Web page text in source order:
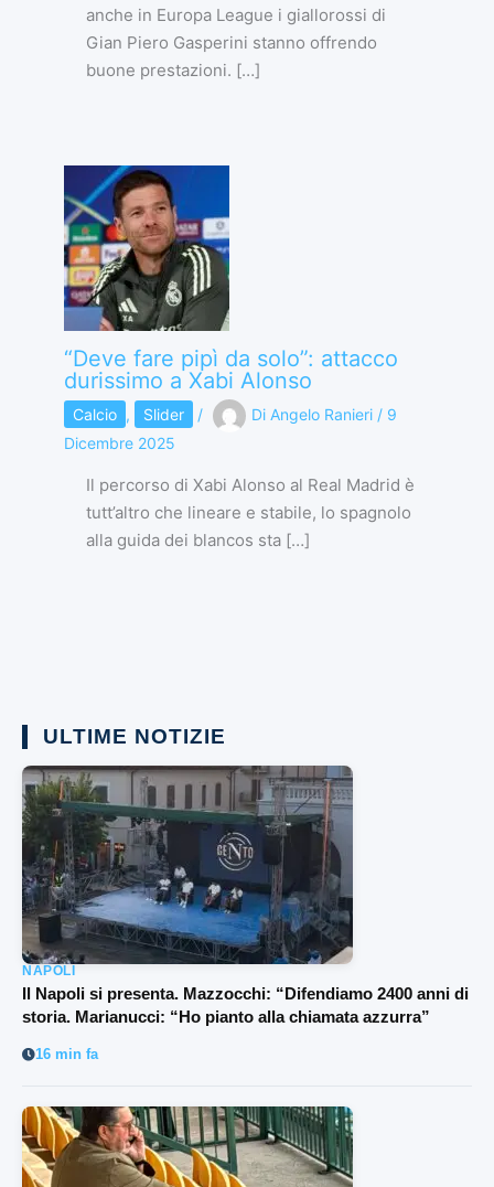
anche in Europa League i giallorossi di
Gian Piero Gasperini stanno offrendo
buone prestazioni. […]
“Deve fare pipì da solo”: attacco
durissimo a Xabi Alonso
Calcio , Slider / Di Angelo Ranieri / 9
Dicembre 2025
Il percorso di Xabi Alonso al Real Madrid è
tutt’altro che lineare e stabile, lo spagnolo
alla guida dei blancos sta […]
ULTIME NOTIZIE
NAPOLI
Il Napoli si presenta. Mazzocchi: “Difendiamo 2400 anni di
storia. Marianucci: “Ho pianto alla chiamata azzurra”
16 min fa